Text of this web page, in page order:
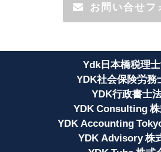
お問い合せフ
Ydk日本橋税理士
YDK社会保険労務
YDK行政書士
YDK Consulting
YDK Accounting
YDK Advisory 株